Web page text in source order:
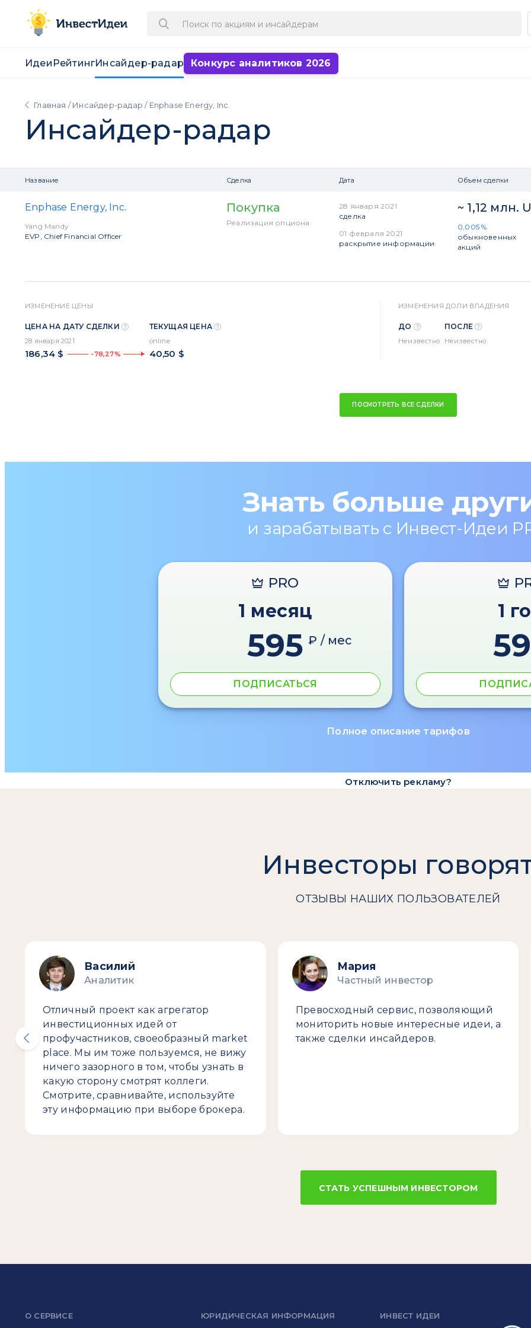
Идеи РейтингИнсайдер-радар Конкурс аналитиков 2026
Главная /Инсайдер-радар / Enphase Energy, Inc.
Инсайдер-радар
Название Сделка Дата Объем сделки
Enphase Energy, Inc.
Yang Mandy
EVP, Chief Financial Officer
Покупка
Реализация опциона
28 января 2021
сделка
01 февраля 2021
раскрытие информации
~ 1,12 млн.
0,005 %
обыкновенных
акций
ИЗМЕНЕНИЕ ЦЕНЫ
ЦЕНА НА ДАТУ СДЕЛКИ
28 января 2021
186,34 $ -78,27%
ТЕКУЩАЯ ЦЕНА
online
40,50 $
ИЗМЕНЕНИЯ ДОЛИ ВЛАДЕНИЯ
ДО
Неизвестно
ПОСЛЕ
Неизвестно
ПОСМОТРЕТЬ ВСЕ СДЕЛКИ
Знать больше
и зарабатывать с Инвест-Идеи
PRO
1 месяц
595 ₽ / мес
ПОДПИСАТЬСЯ
1
Полное описание тарифов
Отключить рекламу?
Инвесторы
ОТЗЫВЫ НАШИХ ПОЛЬЗОВАТЕЛЕЙ
Василий
Аналитик
Отличный проект как агрегатор
инвестиционных идей от
профучастников, своеобразный market
place. Мы им тоже пользуемся, не вижу
ничего зазорного в том, чтобы узнать в
какую сторону смотрят коллеги.
Смотрите, сравнивайте, используйте
эту информацию при выборе брокера.
Мария
Частный инвестор
Превосходный сервис, позволяющий
мониторить новые интересные идеи, а
также сделки инсайдеров.
СТАТЬ УСПЕШНЫМ ИНВЕСТОРОМ
О СЕРВИСЕ ЮРИДИЧЕСКАЯ ИНФОРМАЦИЯ ИНВЕСТ ИДЕИ